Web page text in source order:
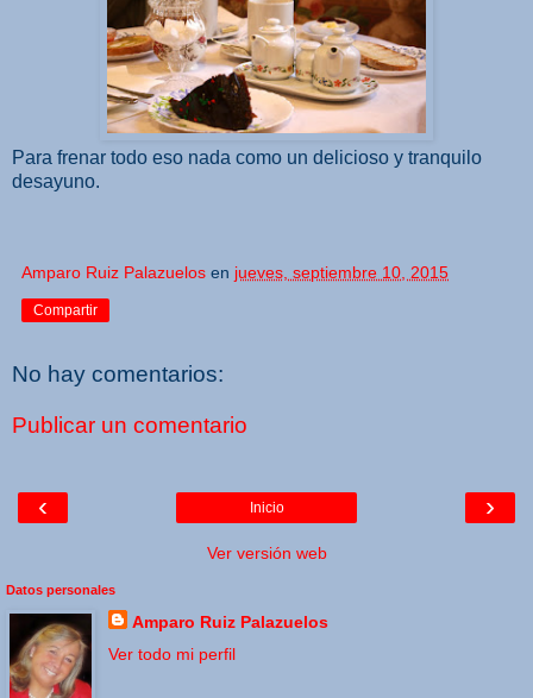
Para frenar todo eso nada como un delicioso y tranquilo
desayuno.
Amparo Ruiz Palazuelos en jueves, septiembre 10, 2015
Compartir
No hay comentarios:
Publicar un comentario
‹ ›
Inicio
Ver versión web
Datos personales
Amparo Ruiz Palazuelos
Ver todo mi perfil